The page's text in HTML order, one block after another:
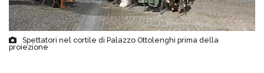
Spettatori nel cortile di Palazzo Ottolenghi prima della
proiezione